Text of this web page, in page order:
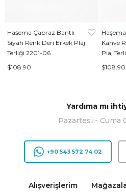
Haşema Çapraz Bantlı
Siyah Renk Deri Erkek Plaj
Terliği 2201-06
$108.90
Kahve
Plaj
$108.90
Yardıma mı
Pazartesi - Cuma
+90 543 572 74 02
Alışverişlerim